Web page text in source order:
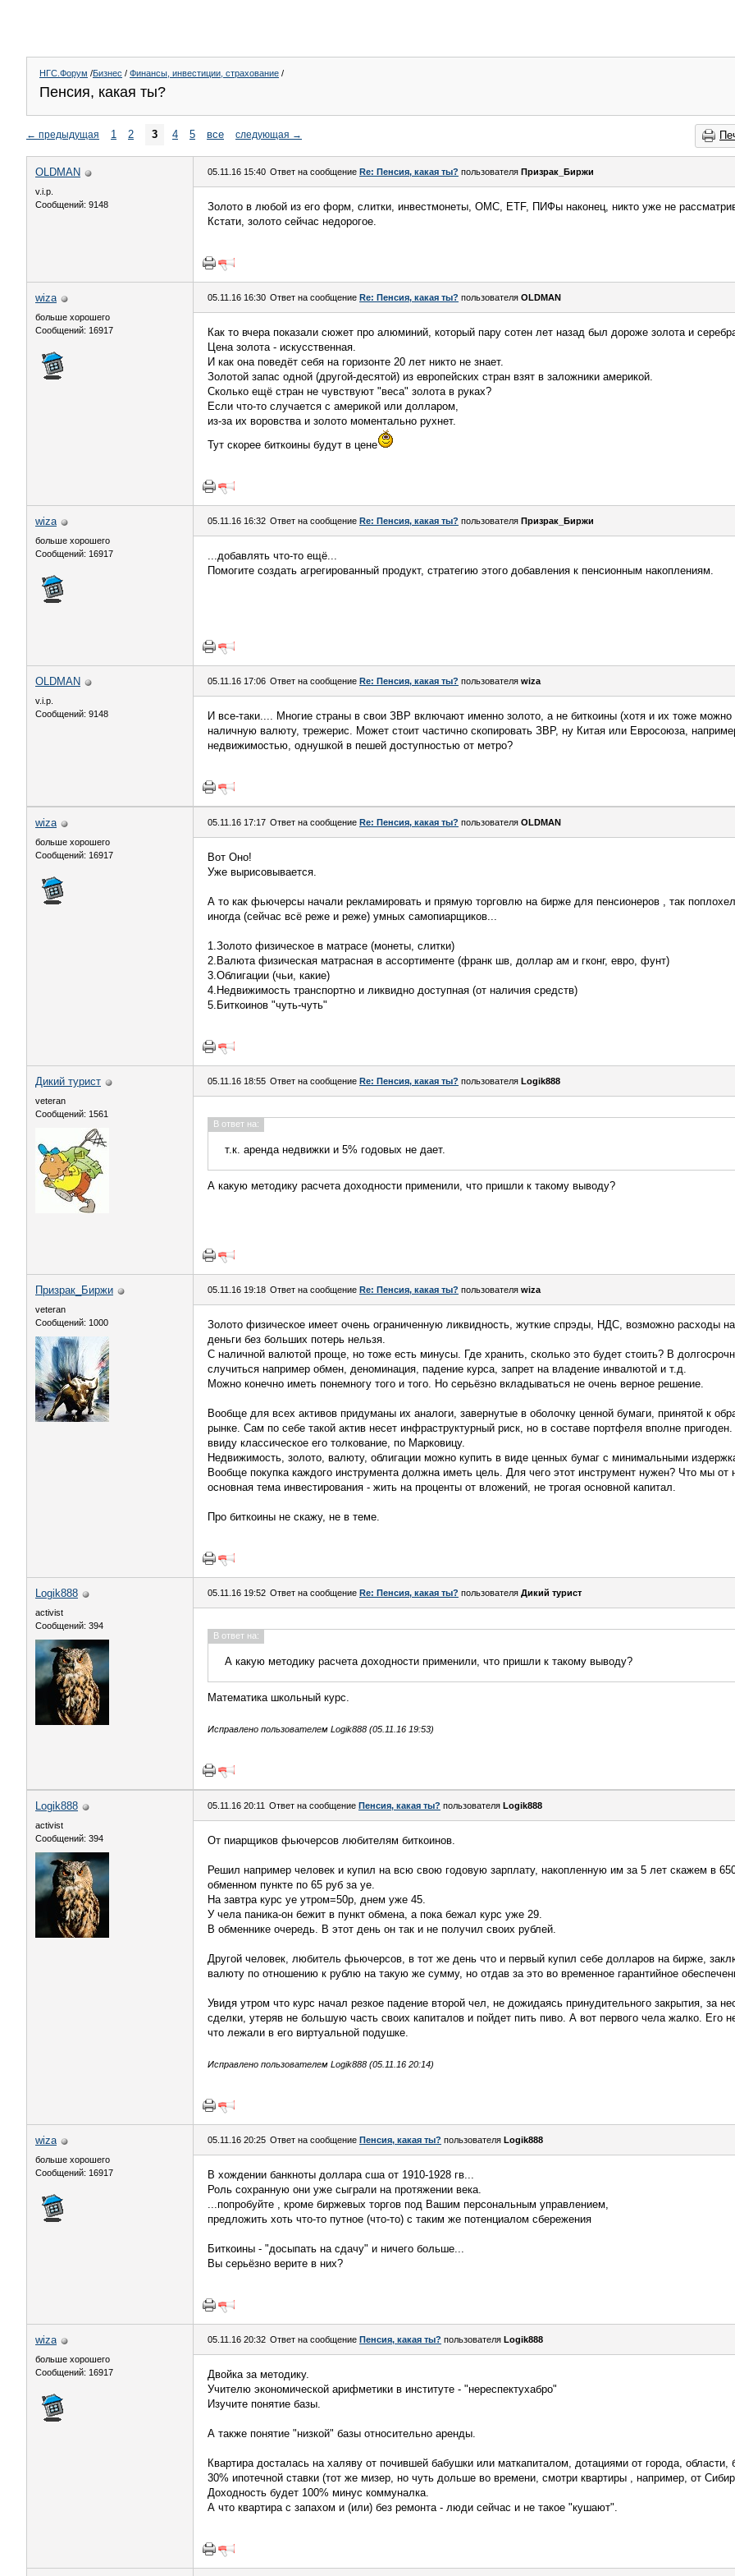
НГС.Форум /Бизнес / Финансы, инвестиции, страхование /
Пенсия, какая ты?
← предыдущая 1 2 3 4 5 все следующая →
OLDMAN
v.i.p.
Сообщений: 9148
05.11.16 15:40 Ответ на сообщение Re: Пенсия, какая ты? пользователя Призрак_Биржи
Золото в любой из его форм, слитки, инвестмонеты, ОМС, ETF, ПИФы наконец, никто уже не
Кстати, золото сейчас недорогое.
wiza
больше хорошего
Сообщений: 16917
05.11.16 16:30 Ответ на сообщение Re: Пенсия, какая ты? пользователя OLDMAN
Как то вчера показали сюжет про алюминий, который пару сотен лет назад был дороже золота и
Цена золота - искусственная.
И как она поведёт себя на горизонте 20 лет никто не знает.
Золотой запас одной (другой-десятой) из европейских стран взят в заложники америкой.
Сколько ещё стран не чувствуют "веса" золота в руках?
Если что-то случается с америкой или долларом,
из-за их воровства и золото моментально рухнет.
Тут скорее биткоины будут в цене
wiza
больше хорошего
Сообщений: 16917
05.11.16 16:32 Ответ на сообщение Re: Пенсия, какая ты? пользователя Призрак_Биржи
...добавлять что-то ещё...
Помогите создать агрегированный продукт, стратегию этого добавления к пенсионным накоплениям.
OLDMAN
v.i.p.
Сообщений: 9148
05.11.16 17:06 Ответ на сообщение Re: Пенсия, какая ты? пользователя wiza
И все-таки.... Многие страны в свои ЗВР включают именно золото, а не биткоины (хотя и их тоже
наличную валюту, трежерис. Может стоит частично скопировать ЗВР, ну Китая или Евросоюза,
недвижимостью, однушкой в пешей доступностью от метро?
wiza
больше хорошего
Сообщений: 16917
05.11.16 17:17 Ответ на сообщение Re: Пенсия, какая ты? пользователя OLDMAN
Вот Оно!
Уже вырисовывается.
А то как фьючерсы начали рекламировать и прямую торговлю на бирже для пенсионеров , так
иногда (сейчас всё реже и реже) умных самопиарщиков...
1.Золото физическое в матрасе (монеты, слитки)
2.Валюта физическая матрасная в ассортименте (франк шв, доллар ам и гконг, евро, фунт)
3.Облигации (чьи, какие)
4.Недвижимость транспортно и ликвидно доступная (от наличия средств)
5.Биткоинов "чуть-чуть"
Дикий турист
veteran
Сообщений: 1561
05.11.16 18:55 Ответ на сообщение Re: Пенсия, какая ты? пользователя Logik888
В ответ на:
т.к. аренда недвижки и 5% годовых не дает.
А какую методику расчета доходности применили, что пришли к такому выводу?
Призрак_Биржи
veteran
Сообщений: 1000
05.11.16 19:18 Ответ на сообщение Re: Пенсия, какая ты? пользователя wiza
Золото физическое имеет очень ограниченную ликвидность, жуткие спрэды, НДС, возможно расходы
деньги без больших потерь нельзя.
С наличной валютой проще, но тоже есть минусы. Где хранить, сколько это будет стоить? В
случиться например обмен, деноминация, падение курса, запрет на владение инвалютой и т.д.
Можно конечно иметь понемногу того и того. Но серьёзно вкладываться не очень верное решение.
Вообще для всех активов придуманы их аналоги, завернутые в оболочку ценной бумаги, принятой к
рынке. Сам по себе такой актив несет инфраструктурный риск, но в составе портфеля вполне
ввиду классическое его толкование, по Марковицу.
Недвижимость, золото, валюту, облигации можно купить в виде ценных бумаг с минимальными
Вообще покупка каждого инструмента должна иметь цель. Для чего этот инструмент нужен? Что мы от
основная тема инвестирования - жить на проценты от вложений, не трогая основной капитал.
Про биткоины не скажу, не в теме.
Logik888
activist
Сообщений: 394
05.11.16 19:52 Ответ на сообщение Re: Пенсия, какая ты? пользователя Дикий турист
В ответ на:
А какую методику расчета доходности применили, что пришли к такому выводу?
Математика школьный курс.
Исправлено пользователем Logik888 (05.11.16 19:53)
Logik888
activist
Сообщений: 394
05.11.16 20:11 Ответ на сообщение Пенсия, какая ты? пользователя Logik888
От пиарщиков фьючерсов любителям биткоинов.
Решил например человек и купил на всю свою годовую зарплату, накопленную им за 5 лет скажем в
обменном пункте по 65 руб за уе.
На завтра курс уе утром=50р, днем уже 45.
У чела паника-он бежит в пункт обмена, а пока бежал курс уже 29.
В обменнике очередь. В этот день он так и не получил своих рублей.
Другой человек, любитель фьючерсов, в тот же день что и первый купил себе долларов на бирже,
валюту по отношению к рублю на такую же сумму, но отдав за это во временное гарантийное
Увидя утром что курс начал резкое падение второй чел, не дожидаясь принудительного закрытия, за
сделки, утеряв не большую часть своих капиталов и пойдет пить пиво. А вот первого чела жалко. Его
что лежали в его виртуальной подушке.
Исправлено пользователем Logik888 (05.11.16 20:14)
wiza
больше хорошего
Сообщений: 16917
05.11.16 20:25 Ответ на сообщение Пенсия, какая ты? пользователя Logik888
В хождении банкноты доллара сша от 1910-1928 гв...
Роль сохранную они уже сыграли на протяжении века.
...попробуйте , кроме биржевых торгов под Вашим персональным управлением,
предложить хоть что-то путное (что-то) с таким же потенциалом сбережения
Биткоины - "досыпать на сдачу" и ничего больше...
Вы серьёзно верите в них?
wiza
больше хорошего
Сообщений: 16917
05.11.16 20:32 Ответ на сообщение Пенсия, какая ты? пользователя Logik888
Двойка за методику.
Учителю экономической арифметики в институте - "нереспектухабро"
Изучите понятие базы.
А также понятие "низкой" базы относительно аренды.
Квартира досталась на халяву от почившей бабушки или маткапиталом, дотациями от города,
30% ипотечной ставки (тот же мизер, но чуть дольше во времени, смотри квартиры , например, от
Доходность будет 100% минус коммуналка.
А что квартира с запахом и (или) без ремонта - люди сейчас и не такое "кушают".